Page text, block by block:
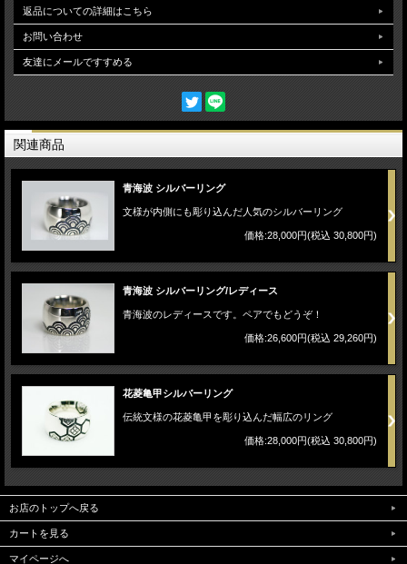
返品についての詳細はこちら
お問い合わせ
友達にメールですすめる
関連商品
青海波 シルバーリング
文様が内側にも彫り込んだ人気のシルバーリング
価格:28,000円(税込 30,800円)
青海波 シルバーリング/レディース
青海波のレディースです。ペアでもどうぞ！
価格:26,600円(税込 29,260円)
花菱亀甲シルバーリング
伝統文様の花菱亀甲を彫り込んだ幅広のリング
価格:28,000円(税込 30,800円)
お店のトップへ戻る
カートを見る
マイページへ